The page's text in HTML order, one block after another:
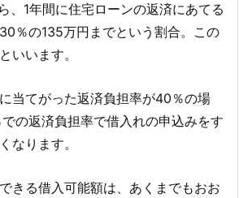
、1年間に住宅ローンの返済にあてる
％の135万円までという割合。この
いいます。
当てがった返済負担率が40％の場
の返済負担率で借入れの申込みをす
なります。
きる借入可能額は、あくまでもおお